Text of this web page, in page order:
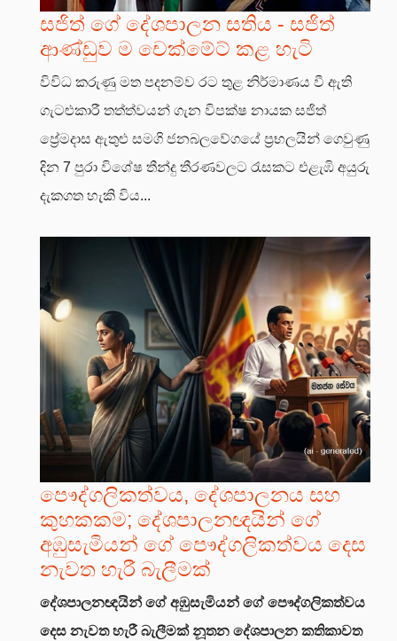
සජිත් ගේ දේශපාලන සතිය - සජිත්
ආණ්ඩුව ම චෙක්මේට් කළ හැටි
විවිධ කරුණු මත පදනම්ව රට තුළ නිර්මාණය වී ඇති
ගැටළුකාරී තත්ත්වයන් ගැන විපක්ෂ නායක සජිත්
ප්‍රේමදාස ඇතුළු සමගි ජනබලවේගයේ ප්‍රභලයින් ගෙවුණු
දින 7 පුරා විශේෂ තීන්දු තීරණවලට රැසකට එළැඹි අයුරු
දැකගත හැකි විය...
පෞද්ගලිකත්වය, දේශපාලනය සහ
කුහකකම; දේශපාලනඥයින් ගේ
අඹුසැමියන් ගේ පෞද්ගලිකත්වය දෙස
නැවත හැරී බැලීමක්
දේශපාලනඥයින් ගේ අඹුසැමියන් ගේ පෞද්ගලිකත්වය
දෙස නැවත හැරී බැලීමක්නූතන දේශපාලන කතිකාවත